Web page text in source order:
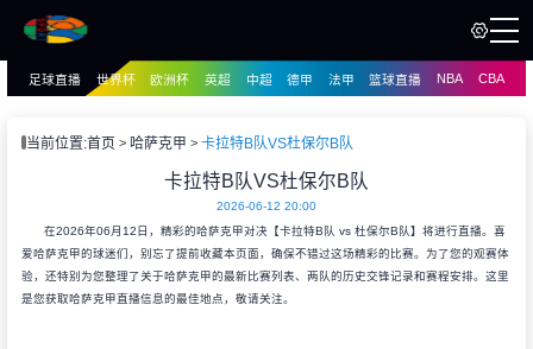
播
足球直播 世界杯 欧洲杯 英超 中超 德甲 法甲 篮球直播 NBA CBA
当前位置:首页 哈萨克甲 卡拉特B队VS杜保尔B队
卡拉特B队VS杜保尔B队
2026-06-12 20:00
在2026年06月12日，精彩的哈萨克甲对决【卡拉特B队 vs 杜保尔B队】将进行直播。喜
爱哈萨克甲的球迷们，别忘了提前收藏本页面，确保不错过这场精彩的比赛。为了您的观赛体
验，还特别为您整理了关于哈萨克甲的最新比赛列表、两队的历史交锋记录和赛程安排。这里
是您获取哈萨克甲直播信息的最佳地点，敬请关注。